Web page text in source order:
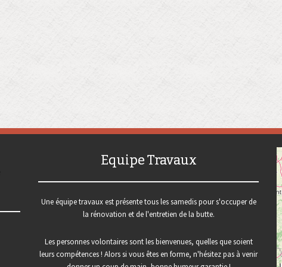
Equipe Travaux
Une équipe travaux est présente tous les samedis pour s'occuper de
la rénovation et de l'entretien de la butte.
Les personnes volontaires sont les bienvenues, quelles que soient
leurs compétences ! Alors si vous êtes en forme, n'hésitez pas à venir